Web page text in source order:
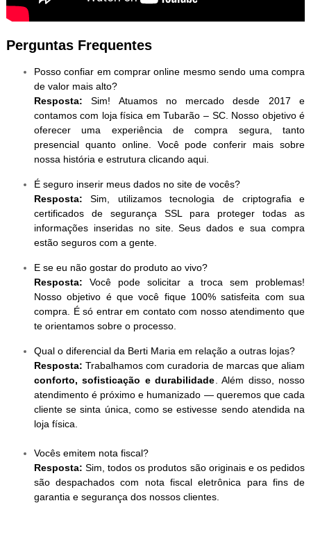
Perguntas Frequentes
Posso confiar em comprar online mesmo sendo uma compra
de valor mais alto?
Resposta: Sim! Atuamos no mercado desde 2017 e
contamos com loja física em Tubarão – SC. Nosso objetivo é
oferecer uma experiência de compra segura, tanto
presencial quanto online. Você pode conferir mais sobre
nossa história e estrutura clicando aqui.
É seguro inserir meus dados no site de vocês?
Resposta: Sim, utilizamos tecnologia de criptografia e
certificados de segurança SSL para proteger todas as
informações inseridas no site. Seus dados e sua compra
estão seguros com a gente.
E se eu não gostar do produto ao vivo?
Resposta: Você pode solicitar a troca sem problemas!
Nosso objetivo é que você fique 100% satisfeita com sua
compra. É só entrar em contato com nosso atendimento que
te orientamos sobre o processo.
Qual o diferencial da Berti Maria em relação a outras lojas?
Resposta: Trabalhamos com curadoria de marcas que aliam
conforto, sofisticação e durabilidade. Além disso, nosso
atendimento é próximo e humanizado — queremos que cada
cliente se sinta única, como se estivesse sendo atendida na
loja física.
Vocês emitem nota fiscal?
Resposta:Sim, todos os produtos são originais e os pedidos
são despachados com nota fiscal eletrônica para fins de
garantia e segurança dos nossos clientes.